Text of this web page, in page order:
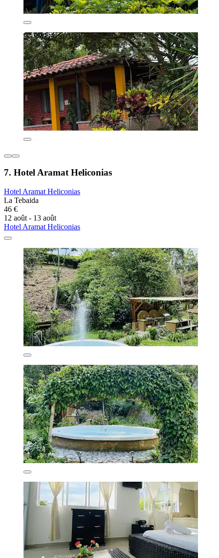
7. Hotel Aramat Heliconias
Hotel Aramat Heliconias
La Tebaida
46 €
12 août - 13 août
Hotel Aramat Heliconias